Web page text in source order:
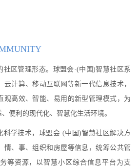
社区管理形态。球盟会·(中国)智慧社区系
计算、移动互联网等新一代信息技术，
观高效、智能、易用的新型管理模式，为
便利的现代化、智慧化生活环境。
科学技术，球盟会·(中国)智慧社区解决方
情、事、组织和房屋等信息，统筹公共管
等资源，以智慧小区综合信息平台为支